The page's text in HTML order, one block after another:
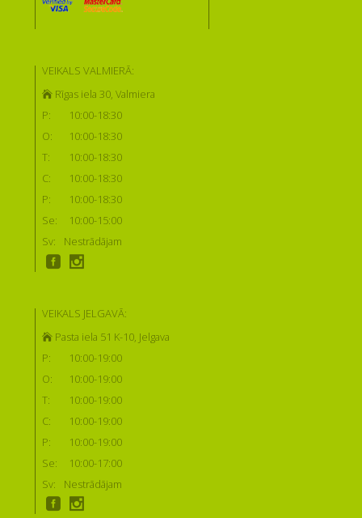
VEIKALS VALMIERĀ:
Rīgas iela 30, Valmiera
P:
10:00-18:30
O:
10:00-18:30
T:
10:00-18:30
C:
10:00-18:30
P:
10:00-18:30
Se:
10:00-15:00
Sv:
Nestrādājam
VEIKALS JELGAVĀ:
Pasta iela 51 K-10, Jelgava
P:
10:00-19:00
O:
10:00-19:00
T:
10:00-19:00
C:
10:00-19:00
P:
10:00-19:00
Se:
10:00-17:00
Sv:
Nestrādājam